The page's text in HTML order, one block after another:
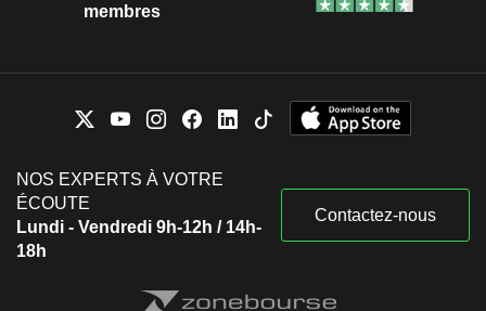
membres
NOS EXPERTS À VOTRE
ÉCOUTE
Lundi - Vendredi 9h-12h / 14h-
18h
Contactez-nous